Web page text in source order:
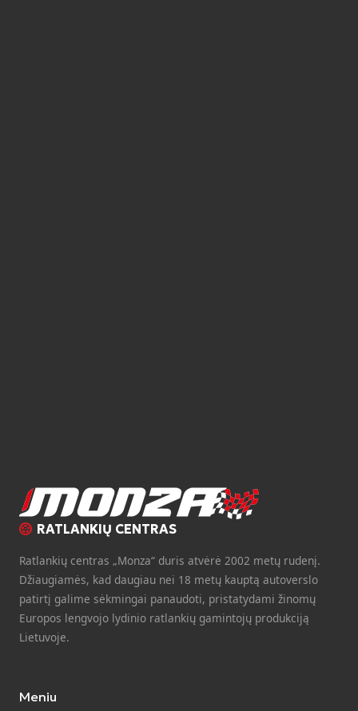
RATLANKIŲ CENTRAS
Ratlankių centras „Monza“ duris atvėrė 2002 metų rudenį.
Džiaugiamės, kad daugiau nei 18 metų kauptą autoverslo
patirtį galime sėkmingai panaudoti, pristatydami žinomų
Europos lengvojo lydinio ratlankių gamintojų produkciją
Lietuvoje.
Meniu